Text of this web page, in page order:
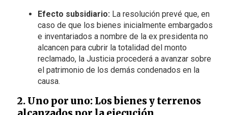
Efecto subsidiario: La resolución prevé que, en
caso de que los bienes inicialmente embargados
e inventariados a nombre de la ex presidenta no
alcancen para cubrir la totalidad del monto
reclamado, la Justicia procederá a avanzar sobre
el patrimonio de los demás condenados en la
causa.
2. Uno por uno: Los bienes y terrenos